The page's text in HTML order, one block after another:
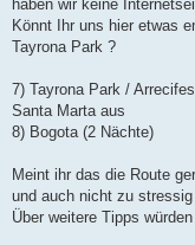
haben wir keine
Könnt Ihr uns hier etwas
Tayrona Park ?
7) Tayrona Park /
Santa Marta aus
8) Bogota (2 Nächte)
Meint ihr das die Route
und auch nicht zu
Über weitere Tipps